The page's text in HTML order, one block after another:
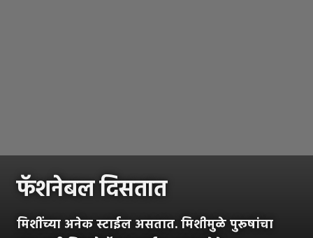
फॅशनेबल दिसतात
मिशींच्या अनेक स्टाईल असतात. मिशीमुळे पुरूषांचा